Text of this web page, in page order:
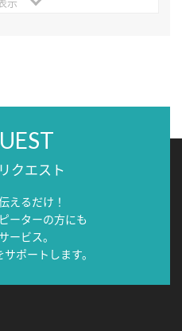
クエスト
えるだけ！
ーターの方にも
ービス。
ポートします。